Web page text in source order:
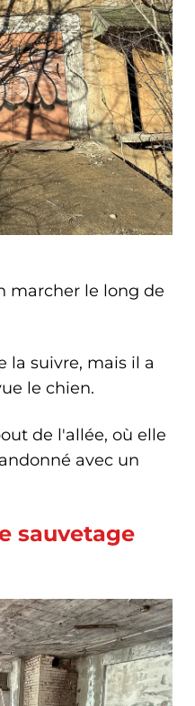
marcher le long de
la suivre, mais il a
le chien.
de l'allée, où elle
avec un
sauvetage